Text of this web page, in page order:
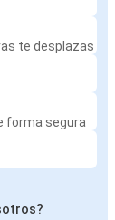
te desplazas
forma segura